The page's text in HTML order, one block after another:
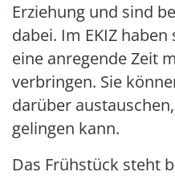
Erziehung und sind
dabei. Im EKIZ
eine anregende Zeit
verbringen. Sie
darüber
gelingen kann.
Das Frühstück steht